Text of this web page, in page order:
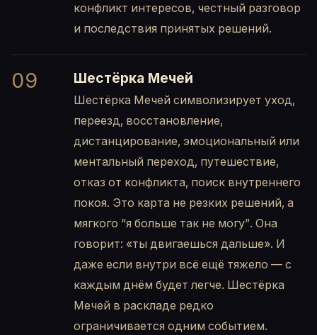
конфликт интересов, честный разговор
и последствия принятых решений.
09 Шестёрка Мечей
Шестёрка Мечей символизирует уход,
переезд, восстановление,
дистанцирование, эмоциональный или
ментальный переход, путешествие,
отказ от конфликта, поиск внутреннего
покоя. Это карта не резких решений, а
мягкого “я больше так не могу”. Она
говорит: «ты двигаешься дальше». И
даже если внутри всё ещё тяжело — с
каждым днём будет легче. Шестёрка
Мечей в раскладе редко
ограничивается одним событием.